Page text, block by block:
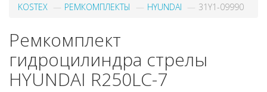
KOSTEX РЕМКОМПЛЕКТЫ HYUNDAI 31Y1-09990
Ремкомплект
гидроцилиндра стрелы
HYUNDAI R250LC-7